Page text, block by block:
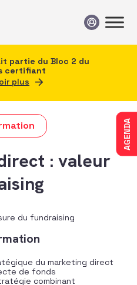
AGENDA
partie du Bloc 2 du
certifiant
plus
: valeur
du fundraising
du marketing direct
de fonds
combinant